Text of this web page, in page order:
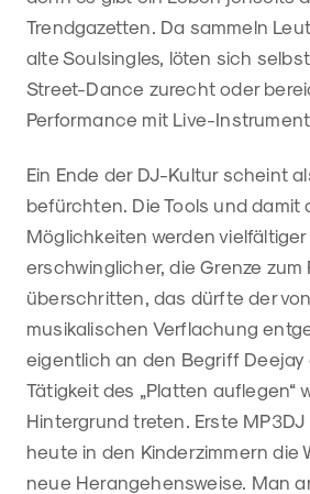
Trendgazetten. Da sammeln
alte Soulsingles, löten sich
Street-Dance zurecht oder
Performance mit Live-
Ein Ende der DJ-Kultur scheint
befürchten. Die Tools und damit
Möglichkeiten werden
erschwinglicher, die Grenze zum
überschritten, das dürfte der
musikalischen Verflachung
eigentlich an den Begriff Deejay
Tätigkeit des „Platten auflegen“
Hintergrund treten. Erste
heute in den Kinderzimmern die
neue Herangehensweise. Man